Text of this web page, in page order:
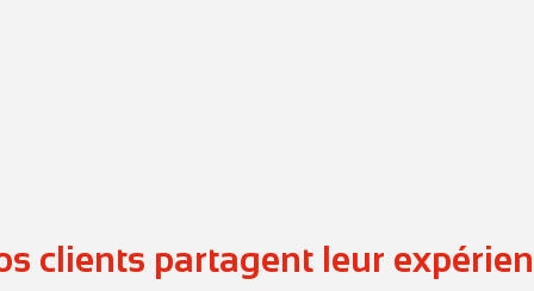
clients partagent leur